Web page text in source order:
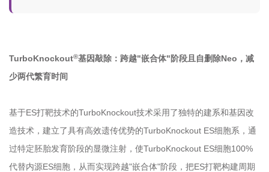
TurboKnockout®基因敲除：跨越"嵌合体"阶段且自删除Neo，减
少两代繁育时间
基于ES打靶技术的TurboKnockout技术采用了独特的建系和基因改
造技术，建立了具有高效遗传优势的TurboKnockout ES细胞系，通
过特定胚胎发育阶段的显微注射，使TurboKnockout ES细胞100%
代替内源ES细胞，从而实现跨越"嵌合体"阶段，把ES打靶构建周期